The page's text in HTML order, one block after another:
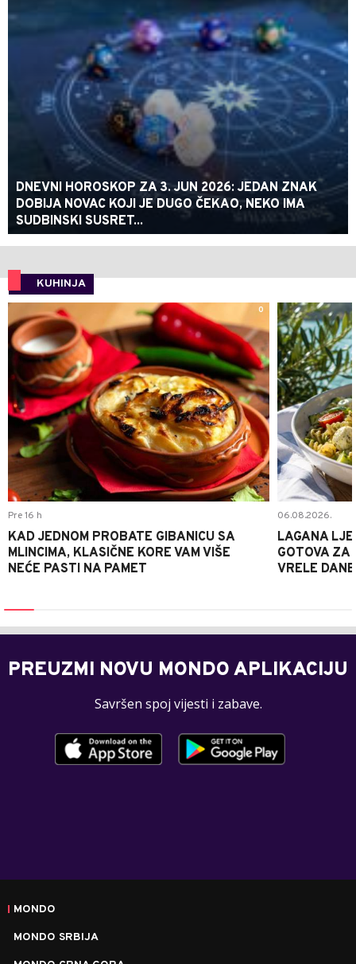
DNEVNI HOROSKOP ZA 3. JUN 2026: JEDAN ZNAK
DOBIJA NOVAC KOJI JE DUGO ČEKAO, NEKO IMA
SUDBINSKI SUSRET...
KUHINJA
0
Pre 16 h
KAD JEDNOM PROBATE GIBANICU SA
MLINCIMA, KLASIČNE KORE VAM VIŠE
NEĆE PASTI NA PAMET
06.08.2026.
LAGANA
GOTOVA ZA
VRELE DANE
PREUZMI NOVU MONDO APLIKACIJU
Savršen spoj vijesti i zabave.
MONDO
MONDO SRBIJA